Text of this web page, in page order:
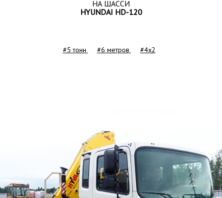
НА ШАССИ
HYUNDAI HD-120
#5 тонн #6 метров #4x2